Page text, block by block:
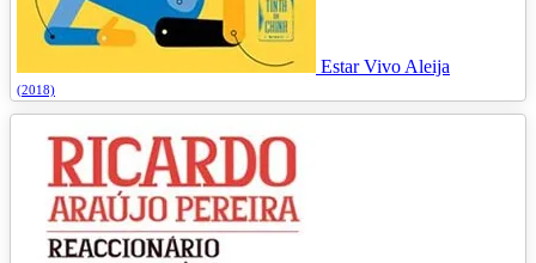
Estar Vivo Aleija
(2018)